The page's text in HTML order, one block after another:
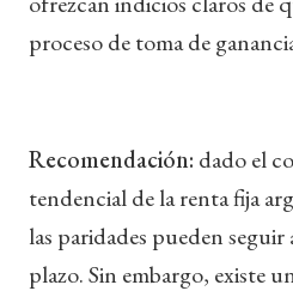
proceso de toma de
Recomendación: dado el
tendencial de la renta fija
las paridades pueden
plazo. Sin embargo, existe